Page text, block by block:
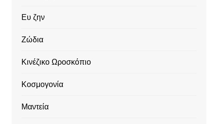
Ευ ζην
Ζώδια
Κινέζικο Ωροσκόπιο
Κοσμογονία
Μαντεία